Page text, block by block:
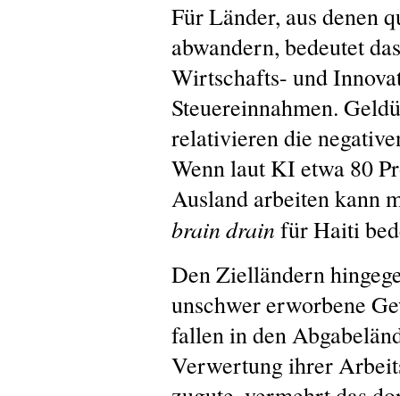
Für Länder, aus denen
abwandern, bedeutet
Wirtschafts- und
Steuereinnahmen.
relativieren die
Wenn laut KI etwa 80
Ausland arbeiten kann
brain drain für Haiti
Den Zielländern
unschwer erworbene
fallen in den
Verwertung ihrer